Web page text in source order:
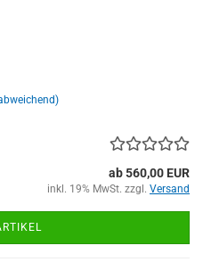
ab 560,00 EUR
inkl. 19% MwSt. zzgl. Versand